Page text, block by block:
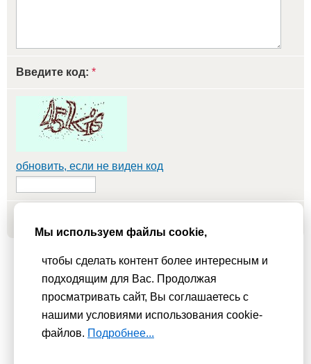
Введите код: *
обновить, если не виден код
Мы используем
для функционирования сайта. Если
Вас это не устраивает, пожалуйста, покиньте сайт.
При использовании материалов активная гиперссылка на
Мы используем файлы cookie,
чтобы сделать контент более интересным и
подходящим для Вас. Продолжая
просматривать сайт, Вы соглашаетесь с
нашими условиями использования cookie-
файлов. Подробнее...